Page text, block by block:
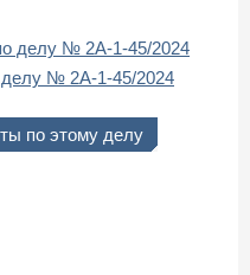
делу № 2А-1-45/2024
делу № 2А-1-45/2024
по этому делу